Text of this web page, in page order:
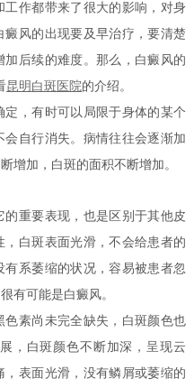
作都带来了很大的影响，对身
风的出现要及早治疗，要清楚
后续的难度。那么，白癜风的
昆明白斑医院的介绍。
，有时可以局限于身体的某个
自行消失。病情往往会逐渐加
增加，白斑的面积不断增加。
重要表现，也是区别于其他皮
白斑表面光滑，不会给患者的
系萎缩的状况，容易被患者忽
有可能是白癜风。
素尚未完全缺失，白斑颜色也
，白斑颜色不断加深，呈现云
表面光滑，没有鳞屑或萎缩的